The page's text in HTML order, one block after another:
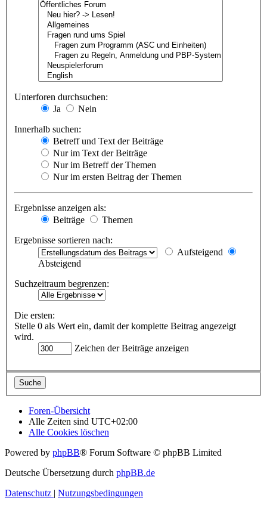
Unterforen durchsuchen:
Ja
Nein
Innerhalb suchen:
Betreff und Text der Beiträge
Nur im Text der Beiträge
Nur im Betreff der Themen
Nur im ersten Beitrag der Themen
Ergebnisse anzeigen als:
Beiträge
Themen
Ergebnisse sortieren nach:
Aufsteigend
Absteigend
Suchzeitraum begrenzen:
Die ersten:
Stelle 0 als Wert ein, damit der komplette Beitrag angezeigt
wird.
Zeichen der Beiträge anzeigen
Foren-Übersicht
Alle Zeiten sind UTC+02:00
Alle Cookies löschen
Powered by phpBB® Forum Software © phpBB Limited
Deutsche Übersetzung durch phpBB.de
Datenschutz | Nutzungsbedingungen